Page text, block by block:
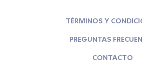
TÉRMINOS Y
PREGUNTAS
CONTACTO